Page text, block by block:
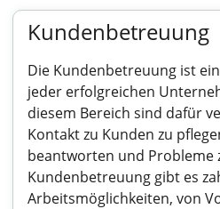
Kundenbetreuung
Die Kundenbetreuung ist
jeder erfolgreichen
diesem Bereich sind dafür
Kontakt zu Kunden zu
beantworten und Probleme
Kundenbetreuung gibt es
Arbeitsmöglichkeiten, von